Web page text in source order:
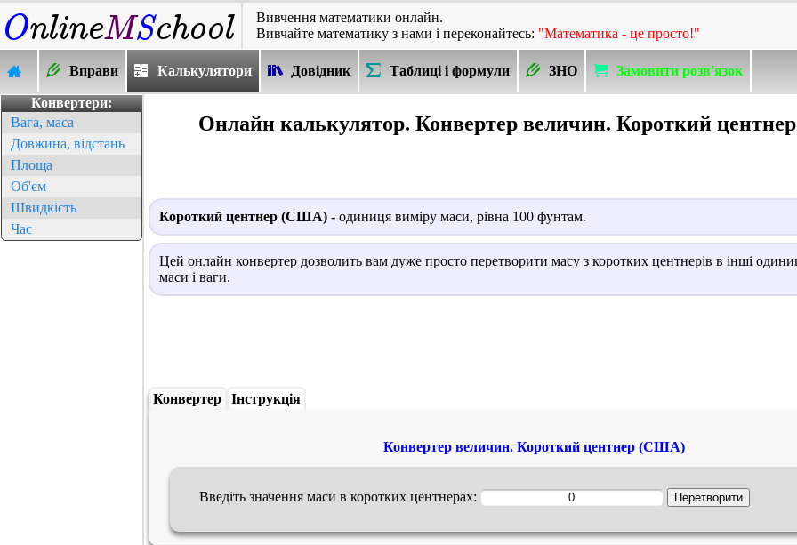
Вивчення математики онлайн.
Вивчайте математику з нами і переконайтесь: "Математика - це просто!"
Вправи Калькулятори Довідник Таблиці і формули ЗНО Замовити розв'язок
Конвертери:
Вага, маса
Довжина, відстань
Площа
Об'єм
Швидкість
Час
Онлайн калькулятор. Конвертер величин. Короткий
Короткий центнер (США) - одиниця виміру маси, рівна 100 фунтам.
Цей онлайн конвертер дозволить вам дуже просто перетворити масу з коротких центнерів в інші
маси і ваги.
Конвертер Інструкція
Конвертер величин. Короткий центнер (США)
Введіть значення маси в коротких центнерах: